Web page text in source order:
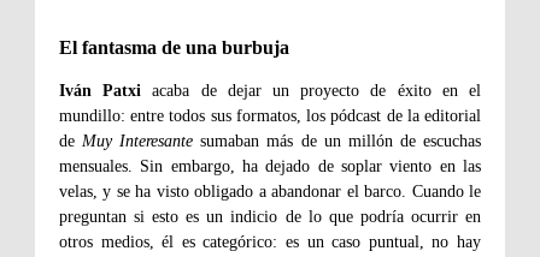
El fantasma de una burbuja
Iván Patxi acaba de dejar un proyecto de éxito en el
mundillo: entre todos sus formatos, los pódcast de la editorial
deMuy Interesante sumaban más de un millón de escuchas
mensuales. Sin embargo, ha dejado de soplar viento en las
velas, y se ha visto obligado a abandonar el barco. Cuando le
preguntan si esto es un indicio de lo que podría ocurrir en
otros medios, él es categórico: es un caso puntual, no hay